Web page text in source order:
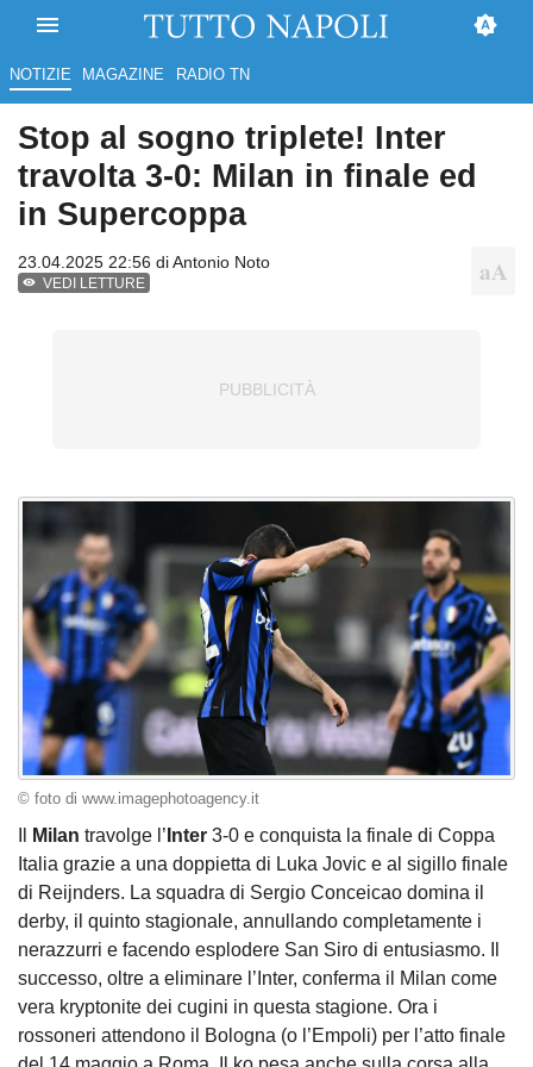
NOTIZIE MAGAZINE RADIO TN
Stop al sogno triplete! Inter
travolta 3-0: Milan in finale ed
in Supercoppa
23.04.2025 22:56 diAntonio Noto
VEDI LETTURE
© foto di www.imagephotoagency.it
Milan travolge l’ Inter 3-0 e conquista la finale di Coppa
Italia grazie a una doppietta di Luka Jovic e al sigillo finale
di Reijnders. La squadra di Sergio Conceicao domina il
derby, il quinto stagionale, annullando completamente i
nerazzurri e facendo esplodere San Siro di entusiasmo. Il
successo, oltre a eliminare l’Inter, conferma il Milan come
vera kryptonite dei cugini in questa stagione. Ora i
rossoneri attendono il Bologna (o l’Empoli) per l’atto finale